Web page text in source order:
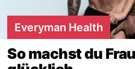
Everyman Health
So machst du